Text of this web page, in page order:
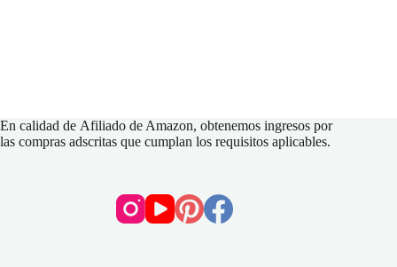
En calidad de Afiliado de Amazon, obtenemos ingresos por
las compras adscritas que cumplan los requisitos aplicables.